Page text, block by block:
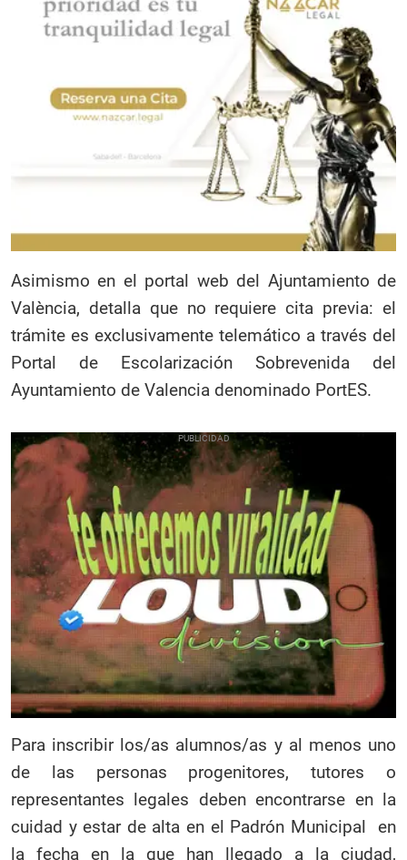
Asimismo en el portal web del Ajuntamiento de
València, detalla que no requiere cita previa: el
trámite es exclusivamente telemático a través del
Portal de Escolarización Sobrevenida del
Ayuntamiento de Valencia denominado PortES.
Para inscribir los/as alumnos/as y al menos uno
de las personas progenitores, tutores o
representantes legales deben encontrarse en la
cuidad y estar de alta en el Padrón Municipal en
la fecha en la que han llegado a la ciudad,